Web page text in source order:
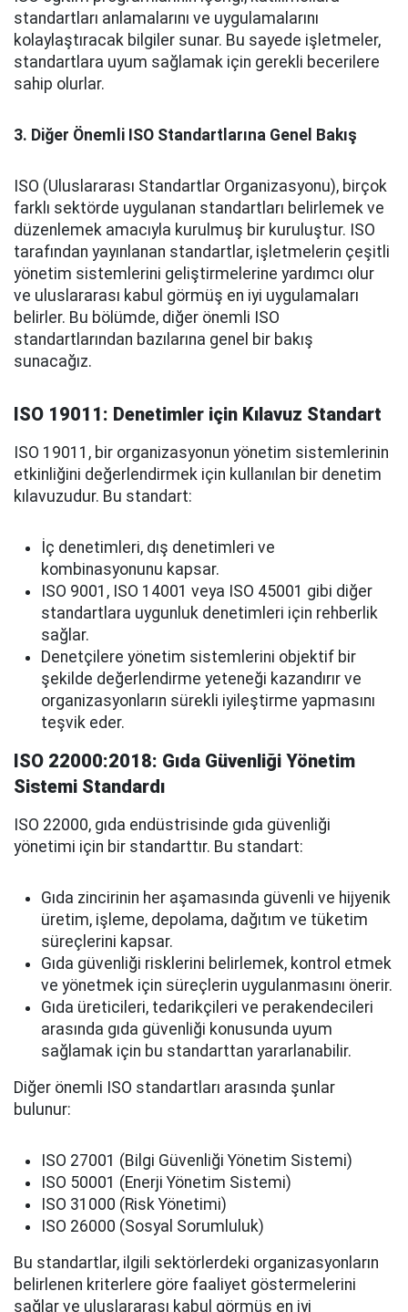
standartları anlamalarını ve uygulamalarını
kolaylaştıracak bilgiler sunar. Bu sayede işletmeler,
standartlara uyum sağlamak için gerekli becerilere
sahip olurlar.
3. Diğer Önemli ISO Standartlarına Genel Bakış
ISO (Uluslararası Standartlar Organizasyonu), birçok
farklı sektörde uygulanan standartları belirlemek ve
düzenlemek amacıyla kurulmuş bir kuruluştur. ISO
tarafından yayınlanan standartlar, işletmelerin çeşitli
yönetim sistemlerini geliştirmelerine yardımcı olur
ve uluslararası kabul görmüş en iyi uygulamaları
belirler. Bu bölümde, diğer önemli ISO
standartlarından bazılarına genel bir bakış
sunacağız.
ISO 19011: Denetimler için Kılavuz Standart
ISO 19011, bir organizasyonun yönetim sistemlerinin
etkinliğini değerlendirmek için kullanılan bir denetim
kılavuzudur. Bu standart:
İç denetimleri, dış denetimleri ve
kombinasyonunu kapsar.
ISO 9001, ISO 14001 veya ISO 45001 gibi diğer
standartlara uygunluk denetimleri için rehberlik
sağlar.
Denetçilere yönetim sistemlerini objektif bir
şekilde değerlendirme yeteneği kazandırır ve
organizasyonların sürekli iyileştirme yapmasını
teşvik eder.
ISO 22000:2018: Gıda Güvenliği Yönetim
Sistemi Standardı
ISO 22000, gıda endüstrisinde gıda güvenliği
yönetimi için bir standarttır. Bu standart:
Gıda zincirinin her aşamasında güvenli ve hijyenik
üretim, işleme, depolama, dağıtım ve tüketim
süreçlerini kapsar.
Gıda güvenliği risklerini belirlemek, kontrol etmek
ve yönetmek için süreçlerin uygulanmasını önerir.
Gıda üreticileri, tedarikçileri ve perakendecileri
arasında gıda güvenliği konusunda uyum
sağlamak için bu standarttan yararlanabilir.
Diğer önemli ISO standartları arasında şunlar
bulunur:
ISO 27001 (Bilgi Güvenliği Yönetim Sistemi)
ISO 50001 (Enerji Yönetim Sistemi)
ISO 31000 (Risk Yönetimi)
ISO 26000 (Sosyal Sorumluluk)
Bu standartlar, ilgili sektörlerdeki organizasyonların
belirlenen kriterlere göre faaliyet göstermelerini
sağlar ve uluslararası kabul görmüş en iyi